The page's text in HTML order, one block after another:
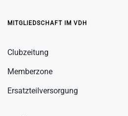
MITGLIEDSCHAFT IM VDH
Clubzeitung
Memberzone
Ersatzteilversorgung